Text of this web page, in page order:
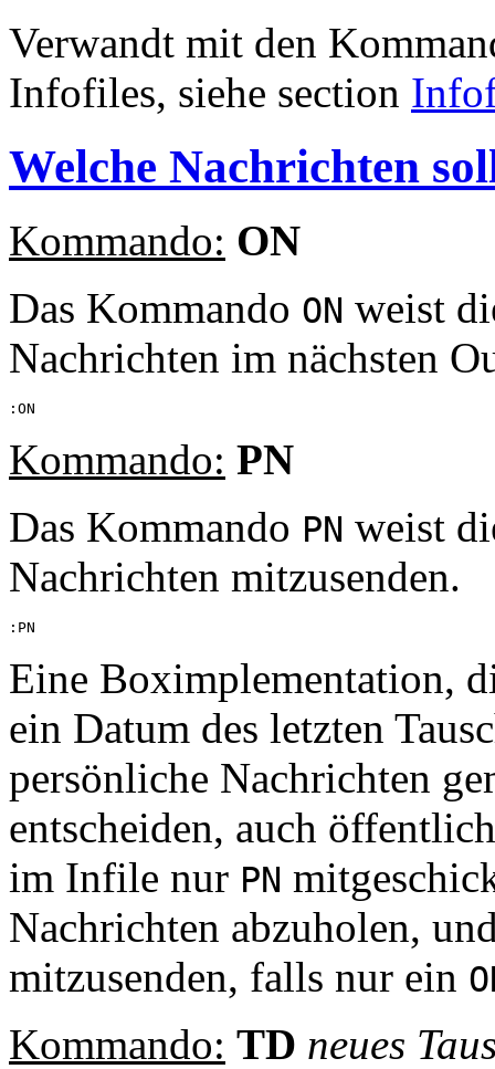
Verwandt mit den
Infofiles, siehe section
Welche Nachrichten
Kommando: ON
Das Kommando ON weist
Nachrichten im nächsten
Kommando: PN
Das Kommando PN weist
Nachrichten mitzusenden.
Eine Boximplementation,
ein Datum des letzten
persönliche Nachrichten
entscheiden, auch
im Infile nur PN
Nachrichten abzuholen,
mitzusenden, falls nur ein
Kommando: TD neues